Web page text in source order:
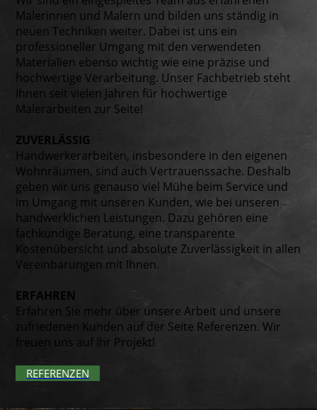
Malerinnen und Malern und bilden uns ständig in
neuen Techniken weiter. Dabei ist uns ein
professioneller Umgang mit den verwendeten
Materialien ebenso wichtig wie eine präzise und
hochwertige Verarbeitung. Unser Fachbetrieb steht
Ihnen seit vielen Jahren für hochwertige
Malerarbeiten zur Seite!
ZUVERLÄSSIG
Handwerkerarbeiten, insbesondere in den eigenen
Wohnräumen, sind auch Vertrauenssache. Deshalb
geben wir uns genauso viel Mühe beim Service und
im Umgang mit unseren Kunden, wie bei unseren
handwerklichen Leistungen. Dazu gehören eine
fachkundige Beratung, eine transparente
Kostenübersicht und absolute Zuverlässigkeit in allen
Vereinbarungen mit Ihnen.
ERFAHREN
Erfahren Sie mehr über unsere Arbeit und unsere
zufriedenen Kunden auf der Seite Referenzen. Wir
freuen uns auf Ihr Projekt!
REFERENZEN